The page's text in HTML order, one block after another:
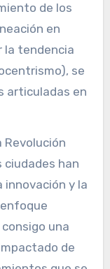
de los
en
la tendencia
se
articuladas en
Revolución
han
innovación y la
una
de